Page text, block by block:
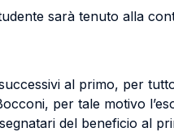
sarà tenuto alla
al primo, per
per tale motivo
del beneficio al